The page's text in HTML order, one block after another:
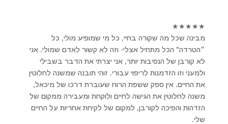
★
★
★
★
★
מבינה שכל מה שקורה בחיי, כל מי שמופיע מולי, כל
״הטרדה" הכל מתחיל אצלי- וזה לא קשור לאדם שמולי. אני
לא קורבן של הנסיבות יותר, אני יצרתי את הדבר בשבילי
ולמעני וזו הזדמנות לריפוי עבורי. זוהי תובנה שמשנה לחלוטין
את החיים. אין ספק ששפת הרוח שעוברת דרכו של מיכאל,
משנה לחלוטין את הגישה לחיים ולוקחת ומעבירה ממקום של
הזדהות והפיכה לקורבן, למקום של לקיחת אחריות על החיים
שלי.